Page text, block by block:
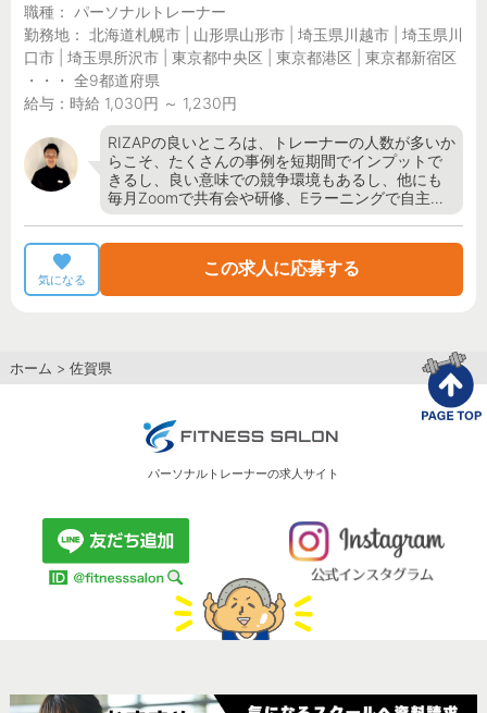
職種： パーソナルトレーナー
勤務地： 北海道札幌市 | 山形県山形市 | 埼玉県川越市 | 埼玉県川
口市 | 埼玉県所沢市 | 東京都中央区 | 東京都港区 | 東京都新宿区
・・・ 全9都道府県
給与：時給 1,030円 ～ 1,230円
RIZAPの良いところは、トレーナーの人数が多いか
らこそ、たくさんの事例を短期間でインプットで
きるし、良い意味での競争環境もあるし、他にも
毎月Zoomで共有会や研修、Eラーニングで自主…
気になる
この求人に応募する
ホーム > 佐賀県
パーソナルトレーナーの求人サイト